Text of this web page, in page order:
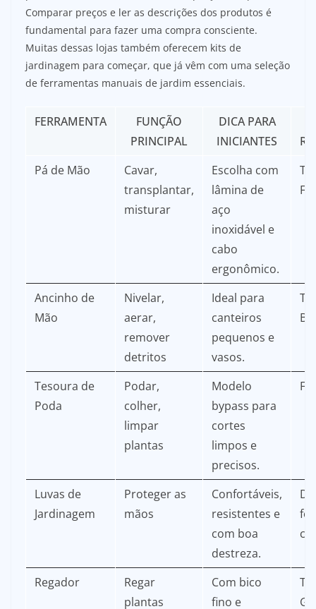
Comparar preços e ler as descrições dos produtos é
fundamental para fazer uma compra consciente.
Muitas dessas lojas também oferecem kits de
jardinagem para começar, que já vêm com uma seleção
de ferramentas manuais de jardim essenciais.
FERRAMENTA
FUNÇÃO
PRINCIPAL
DICA PARA
INICIANTES
Pá de Mão
Cavar,
transplantar,
misturar
Escolha com
lâmina de
aço
inoxidável e
cabo
ergonômico.
Ancinho de
Mão
Nivelar,
aerar,
remover
detritos
Ideal para
canteiros
pequenos e
vasos.
Tesoura de
Poda
Podar,
colher,
limpar
plantas
Modelo
bypass para
cortes
limpos e
precisos.
Luvas de
Jardinagem
Proteger as
mãos
Confortáveis,
resistentes e
com boa
destreza.
Regador
Regar
plantas
Com bico
fino e